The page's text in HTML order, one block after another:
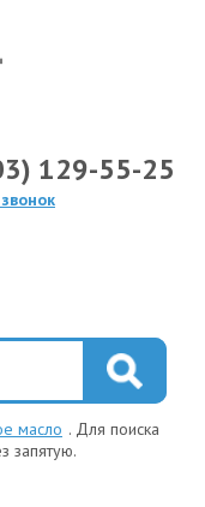
129-55-25
масло . Для поиска
запятую.